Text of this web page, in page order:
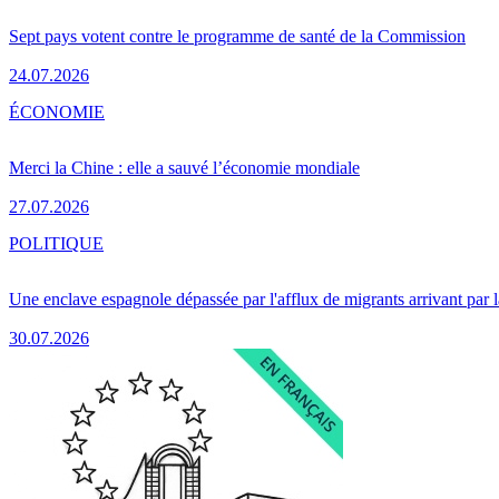
Sept pays votent contre le programme de santé de la Commission
24.07.2026
Merci la Chine : elle a sauvé l’économie mondiale
27.07.2026
ÉCONOMIE
Une enclave espagnole dépassée par l'afflux de migrants arrivant par
30.07.2026
POLITIQUE